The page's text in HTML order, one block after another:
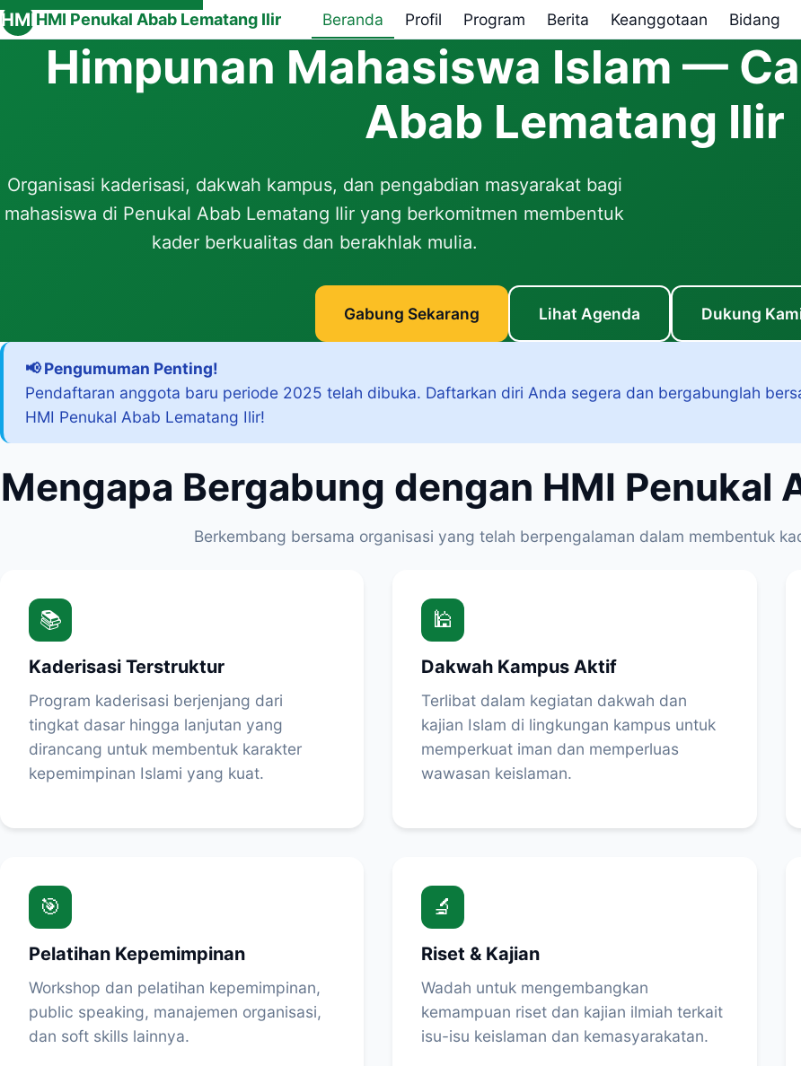
HMIHMI Penukal Abab Lematang Ilir Beranda Profil Program Berita Keanggotaan Bidang
Himpunan Mahasiswa Islam —
Abab Lematang Ilir
Organisasi kaderisasi, dakwah kampus, dan pengabdian masyarakat bagi
mahasiswa di Penukal Abab Lematang Ilir yang berkomitmen membentuk
kader berkualitas dan berakhlak mulia.
Gabung Sekarang Lihat Agenda Dukung
📢 Pengumuman Penting!
Pendaftaran anggota baru periode 2025 telah dibuka. Daftarkan diri Anda segera dan bergabunglah
HMI Penukal Abab Lematang Ilir!
Mengapa Bergabung dengan HMI Penukal
Berkembang bersama organisasi yang telah berpengalaman dalam membentuk
📚
Kaderisasi Terstruktur
Program kaderisasi berjenjang dari
tingkat dasar hingga lanjutan yang
dirancang untuk membentuk karakter
kepemimpinan Islami yang kuat.
🕌
Dakwah Kampus Aktif
Terlibat dalam kegiatan dakwah dan
kajian Islam di lingkungan kampus untuk
memperkuat iman dan memperluas
wawasan keislaman.
🎯
Pelatihan Kepemimpinan
Workshop dan pelatihan kepemimpinan,
public speaking, manajemen organisasi,
dan soft skills lainnya.
🔬
Riset & Kajian
Wadah untuk mengembangkan
kemampuan riset dan kajian ilmiah terkait
isu-isu keislaman dan kemasyarakatan.